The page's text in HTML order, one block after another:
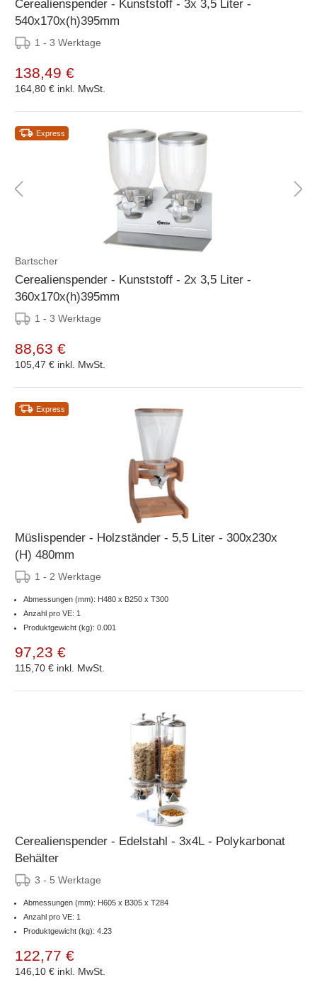
Cerealienspender - Kunststoff - 3x 3,5 Liter -
540x170x(h)395mm
1 - 3 Werktage
138,49 €
164,80 € inkl. MwSt.
Express
Bartscher
Cerealienspender - Kunststoff - 2x 3,5 Liter -
360x170x(h)395mm
1 - 3 Werktage
88,63 €
105,47 € inkl. MwSt.
Express
Müslispender - Holzständer - 5,5 Liter - 300x230x
(H) 480mm
1 - 2 Werktage
Abmessungen (mm): H480 x B250 x T300
Anzahl pro VE: 1
Produktgewicht (kg): 0.001
97,23 €
115,70 € inkl. MwSt.
Cerealienspender - Edelstahl - 3x4L - Polykarbonat
Behälter
3 - 5 Werktage
Abmessungen (mm): H605 x B305 x T284
Anzahl pro VE: 1
Produktgewicht (kg): 4.23
122,77 €
146,10 € inkl. MwSt.